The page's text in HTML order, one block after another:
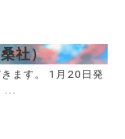
社）
ます。 1月20日発
...